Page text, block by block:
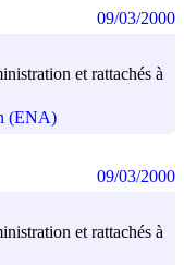
et rattachés à
(ENA)
09/03/2000
et rattachés à
09/03/2000